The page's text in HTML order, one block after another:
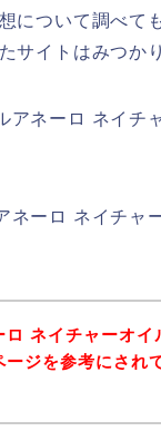
について調べて
サイトはみつか
アネーロ ネイ
ーロ ネイチャ
ネイチャーオイ
ジを参考にされ